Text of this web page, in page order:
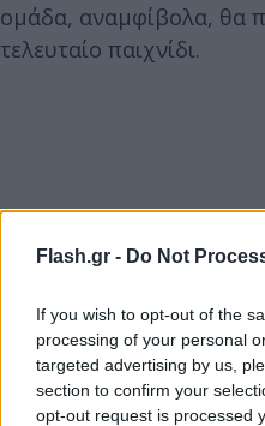
Flash.gr - Do Not
If you wish to opt-out of the
processing of your personal
targeted advertising by us,
section to confirm your
opt-out request is processed
ομάδα, αναμφίβολα, θα
τελευταίο παιχνίδι.